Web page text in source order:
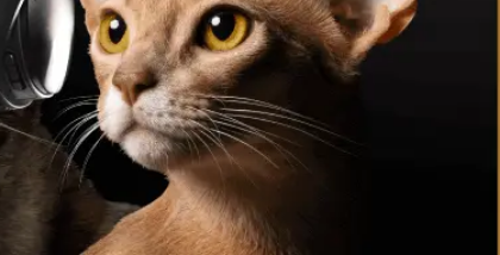
כל כתבות המומחים על כלבים
אוכל לכלבים מגזע בינוני
אוכל לכלבים מגזע גדול